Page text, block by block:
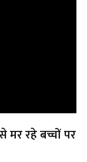
मर रहे बच्चों पर